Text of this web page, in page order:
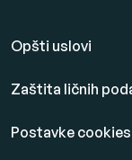
Opšti uslovi
Zaštita ličnih
Postavke cookies